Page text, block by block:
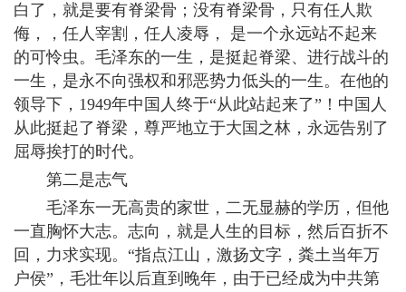
白了，就是要有脊梁骨；没有脊梁骨，只有任人欺
侮，，任人宰割，任人凌辱， 是一个永远站不起来
的可怜虫。毛泽东的一生，是挺起脊梁、进行战斗的
一生，是永不向强权和邪恶势力低头的一生。在他的
领导下，1949年中国人终于“从此站起来了”！中国人
从此挺起了脊梁，尊严地立于大国之林，永远告别了
屈辱挨打的时代。
第二是志气
毛泽东一无高贵的家世，二无显赫的学历，但他
一直胸怀大志。志向，就是人生的目标，然后百折不
回，力求实现。“指点江山，激扬文字，粪土当年万
户侯”，毛壮年以后直到晚年，由于已经成为中共第